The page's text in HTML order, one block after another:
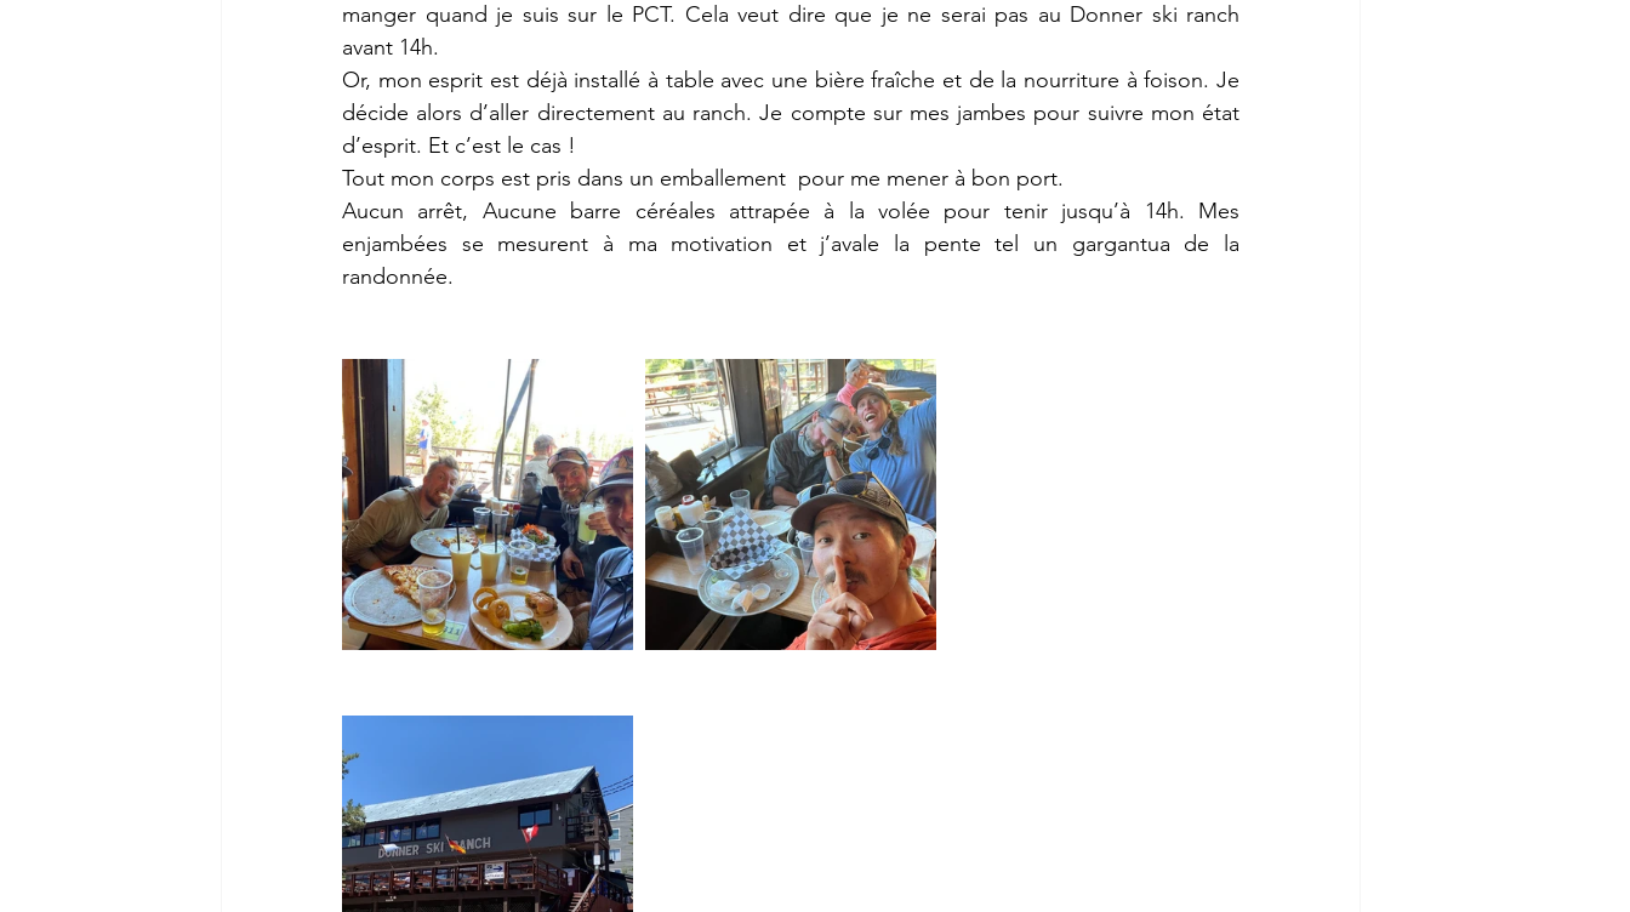
manger quand je suis sur le PCT. Cela veut dire que je ne serai pas au Donner ski ranch
avant 14h.
Or, mon esprit est déjà installé à table avec une bière fraîche et de la nourriture à foison. Je
décide alors d’aller directement au ranch. Je compte sur mes jambes pour suivre mon état
d’esprit. Et c’est le cas !
Tout mon corps est pris dans un emballement  pour me mener à bon port.
Aucun arrêt, Aucune barre céréales attrapée à la volée pour tenir jusqu’à 14h. Mes
enjambées se mesurent à ma motivation et j’avale la pente tel un gargantua de la
randonnée.